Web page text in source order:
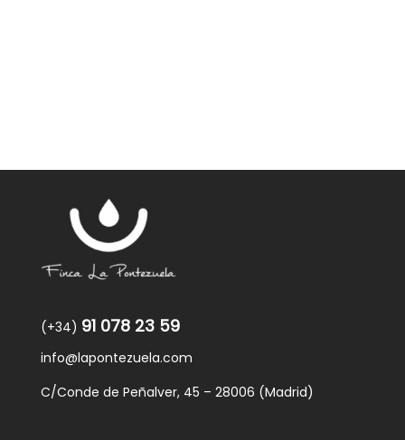
(+34) 91 078 23 59
info@lapontezuela.com
C/Conde de Peñalver, 45 – 28006 (Madrid)